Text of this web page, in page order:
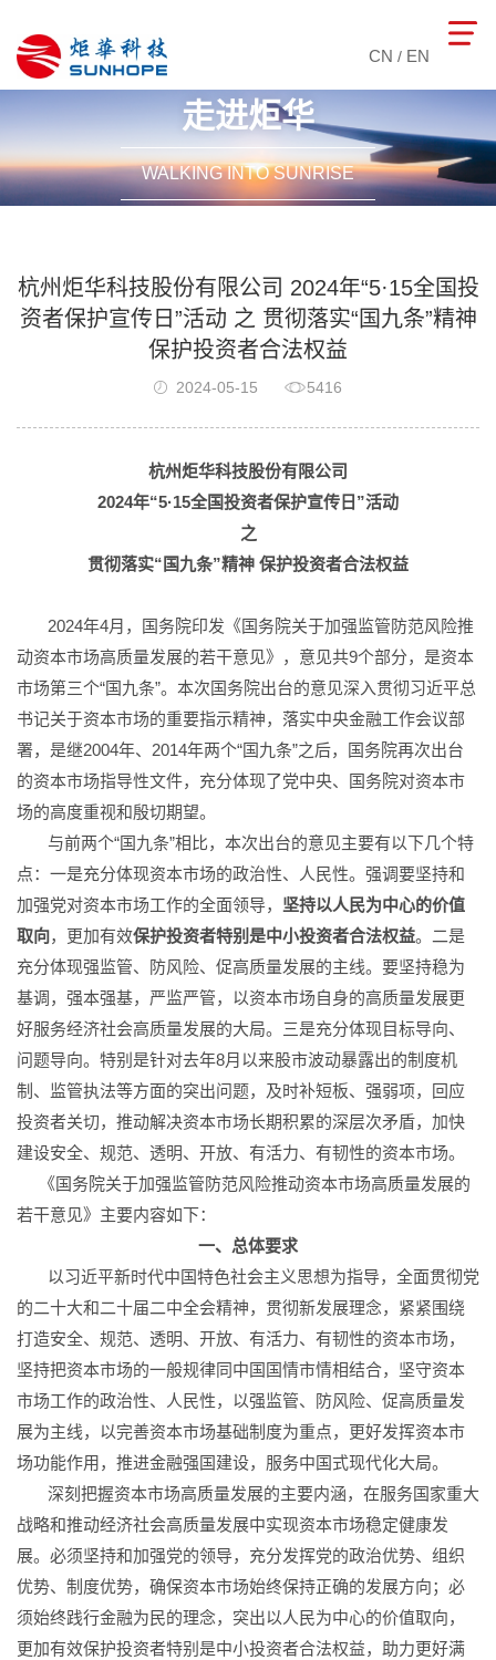
CN / EN
走进炬华
WALKING INTO SUNRISE
杭州炬华科技股份有限公司 2024年“5·15全国投
资者保护宣传日”活动 之 贯彻落实“国九条”精神
保护投资者合法权益
2024-05-15 5416
杭州炬华科技股份有限公司
2024年“5·15全国投资者保护宣传日”活动
之
贯彻落实“国九条”精神 保护投资者合法权益
2024年4月，国务院印发《国务院关于加强监管防范风险推
动资本市场高质量发展的若干意见》，意见共9个部分，是资本
市场第三个“国九条”。本次国务院出台的意见深入贯彻习近平总
书记关于资本市场的重要指示精神，落实中央金融工作会议部
署，是继2004年、2014年两个“国九条”之后，国务院再次出台
的资本市场指导性文件，充分体现了党中央、国务院对资本市
场的高度重视和殷切期望。
与前两个“国九条”相比，本次出台的意见主要有以下几个特
点：一是充分体现资本市场的政治性、人民性。强调要坚持和
加强党对资本市场工作的全面领导， 坚持以人民为中心的价值
取向，更加有效保护投资者特别是中小投资者合法权益。二是
充分体现强监管、防风险、促高质量发展的主线。要坚持稳为
基调，强本强基，严监严管，以资本市场自身的高质量发展更
好服务经济社会高质量发展的大局。三是充分体现目标导向、
问题导向。特别是针对去年8月以来股市波动暴露出的制度机
制、监管执法等方面的突出问题，及时补短板、强弱项，回应
投资者关切，推动解决资本市场长期积累的深层次矛盾，加快
建设安全、规范、透明、开放、有活力、有韧性的资本市场。
《国务院关于加强监管防范风险推动资本市场高质量发展的
若干意见》主要内容如下：
一、总体要求
以习近平新时代中国特色社会主义思想为指导，全面贯彻党
的二十大和二十届二中全会精神，贯彻新发展理念，紧紧围绕
打造安全、规范、透明、开放、有活力、有韧性的资本市场，
坚持把资本市场的一般规律同中国国情市情相结合，坚守资本
市场工作的政治性、人民性，以强监管、防风险、促高质量发
展为主线，以完善资本市场基础制度为重点，更好发挥资本市
场功能作用，推进金融强国建设，服务中国式现代化大局。
深刻把握资本市场高质量发展的主要内涵，在服务国家重大
战略和推动经济社会高质量发展中实现资本市场稳定健康发
展。必须坚持和加强党的领导，充分发挥党的政治优势、组织
优势、制度优势，确保资本市场始终保持正确的发展方向；必
须始终践行金融为民的理念，突出以人民为中心的价值取向，
更加有效保护投资者特别是中小投资者合法权益，助力更好满